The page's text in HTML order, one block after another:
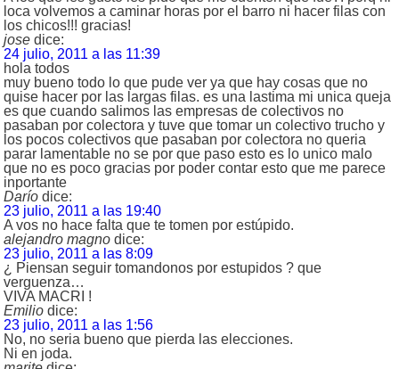
loca volvemos a caminar horas por el barro ni hacer filas con
los chicos!!! gracias!
jose dice:
24 julio, 2011 a las 11:39
hola todos
muy bueno todo lo que pude ver ya que hay cosas que no
quise hacer por las largas filas. es una lastima mi unica queja
es que cuando salimos las empresas de colectivos no
pasaban por colectora y tuve que tomar un colectivo trucho y
los pocos colectivos que pasaban por colectora no queria
parar lamentable no se por que paso esto es lo unico malo
que no es poco gracias por poder contar esto que me parece
inportante
Darío dice:
23 julio, 2011 a las 19:40
A vos no hace falta que te tomen por estúpido.
alejandro magno dice:
23 julio, 2011 a las 8:09
¿ Piensan seguir tomandonos por estupidos ? que
verguenza…
VIVA MACRI !
Emilio dice:
23 julio, 2011 a las 1:56
No, no seria bueno que pierda las elecciones.
Ni en joda.